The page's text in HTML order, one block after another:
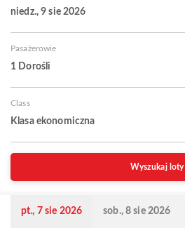
niedz., 9 sie 2026
Pasażerowie
1 Dorośli
Class
Klasa ekonomiczna
Wyszukaj loty
pt., 7 sie 2026 sob., 8 sie 2026